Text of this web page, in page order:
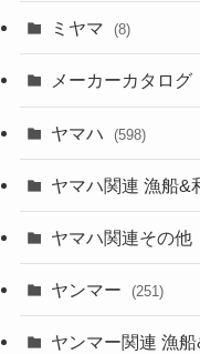
ミヤマ (8)
メーカーカタログ
ヤマハ (598)
ヤマハ関連 漁船&
ヤマハ関連その他
ヤンマー (251)
ヤンマー関連 漁